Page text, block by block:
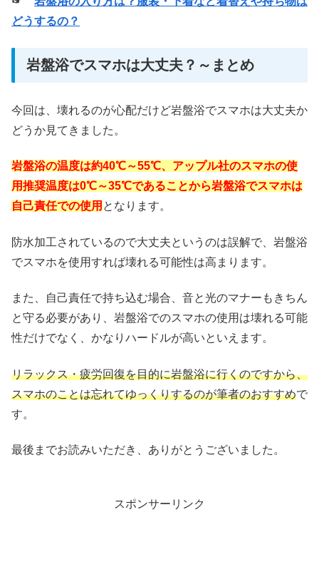
どうするの？
岩盤浴でスマホは大丈夫？～まとめ
今回は、壊れるのが心配だけど岩盤浴でスマホは大丈夫か
どうか見てきました。
岩盤浴の温度は約40℃～55℃、アップル社のスマホの使
用推奨温度は0℃～35℃であることから岩盤浴でスマホは
自己責任での使用 となります。
防水加工されているので大丈夫というのは誤解で、岩盤浴
でスマホを使用すれば壊れる可能性は高まります。
また、自己責任で持ち込む場合、音と光のマナーもきちん
と守る必要があり、岩盤浴でのスマホの使用は壊れる可能
性だけでなく、かなりハードルが高いといえます。
リラックス・疲労回復を目的に岩盤浴に行くのですから、
スマホのことは忘れてゆっくりするのが筆者のおすすめで
す。
最後までお読みいただき、ありがとうございました。
スポンサーリンク